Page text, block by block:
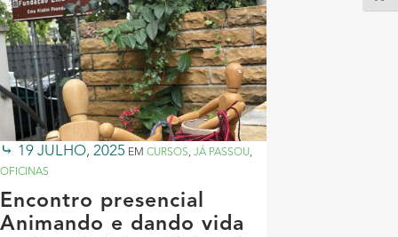
19 JULHO, 2025 EM CURSOS, JÁ PASSOU,
OFICINAS
Encontro presencial
Animando e dando vida